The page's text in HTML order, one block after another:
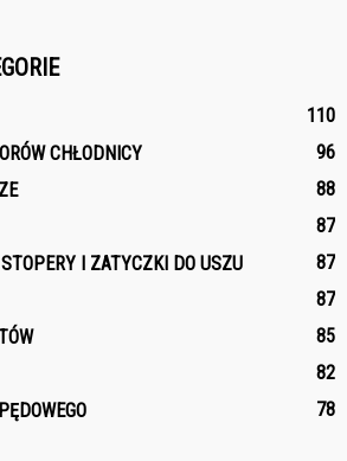
110
CHŁODNICY
96
88
87
I ZATYCZKI DO USZU
87
87
85
82
78